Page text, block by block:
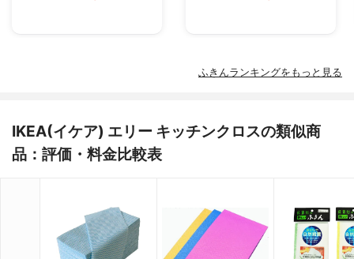
ふきんランキングをもっと見る
IKEA(イケア) エリー キッチンクロスの類似商
品：評価・料金比較表